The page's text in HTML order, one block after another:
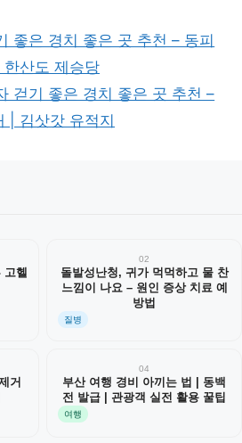
좋은 경치 좋은 곳 추천 – 동피
산도 제승당
걷기 좋은 경치 좋은 곳 추천 –
| 김삿갓 유적지
고헬
02
돌발성난청, 귀가 먹먹하고 물 찬
느낌이 나요 – 원인 증상 치료 예
방법
질병
거
04
부산 여행 경비 아끼는 법 | 동백
전 발급 | 관광객 실전 활용 꿀팁
여행